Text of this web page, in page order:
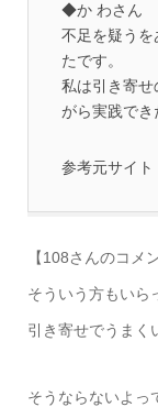
◆か わさん
不足を疑うを
たです。
私は引き寄
がら実践でき
参考元サイト
【108さんのコメ
そういう方もいら
引き寄せでうまく
そうならないよっ